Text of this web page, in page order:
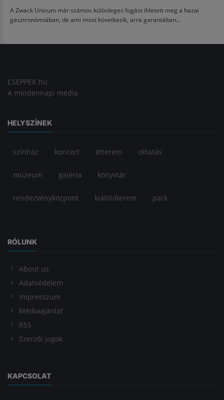
A Zwack Unicum már számos különleges fogást ihletett meg a hazai
gasztronómiában, de ami most következik, arra garantáltan...
CSEPPEK.hu
A mindennapi média
HELYSZÍNEK
színház koncert étterem oktatás
múzeum galéria könyvtár
rendezvényközpont kiállítóterem park
RÓLUNK
About us
Adatvédelem
Impresszum
Médiaajánlat
RSS
Szerzői jogok
KAPCSOLAT